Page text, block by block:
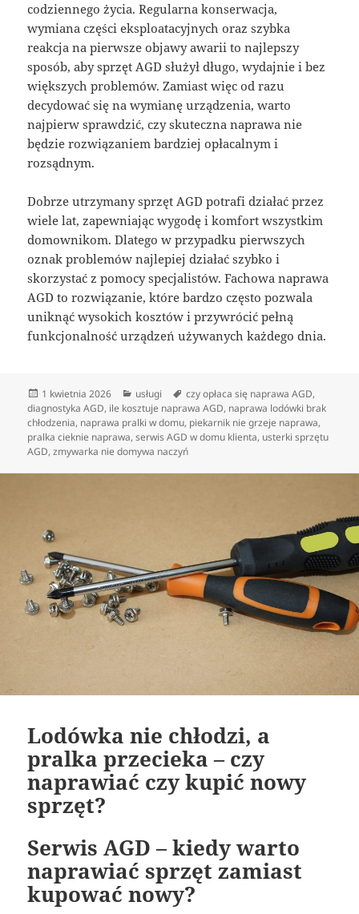
codziennego życia. Regularna konserwacja,
wymiana części eksploatacyjnych oraz szybka
reakcja na pierwsze objawy awarii to najlepszy
sposób, aby sprzęt AGD służył długo, wydajnie i bez
większych problemów. Zamiast więc od razu
decydować się na wymianę urządzenia, warto
najpierw sprawdzić, czy skuteczna naprawa nie
będzie rozwiązaniem bardziej opłacalnym i
rozsądnym.
Dobrze utrzymany sprzęt AGD potrafi działać przez
wiele lat, zapewniając wygodę i komfort wszystkim
domownikom. Dlatego w przypadku pierwszych
oznak problemów najlepiej działać szybko i
skorzystać z pomocy specjalistów. Fachowa naprawa
AGD to rozwiązanie, które bardzo często pozwala
uniknąć wysokich kosztów i przywrócić pełną
funkcjonalność urządzeń używanych każdego dnia.
Data
publikacji
1 kwietnia 2026 Kategorie
usługi Tagi
czy opłaca się naprawa AGD,
diagnostyka AGD, ile kosztuje naprawa AGD, naprawa lodówki brak
chłodzenia, naprawa pralki w domu, piekarnik nie grzeje naprawa,
pralka cieknie naprawa,serwis AGD w domu klienta, usterki sprzętu
AGD,zmywarka nie domywa naczyń
Lodówka nie chłodzi, a
pralka przecieka – czy
naprawiać czy kupić nowy
sprzęt?
Serwis AGD – kiedy warto
naprawiać sprzęt zamiast
kupować nowy?